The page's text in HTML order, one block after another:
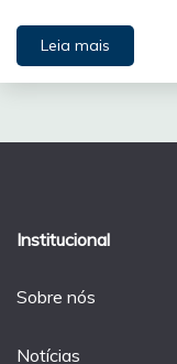
Leia mais
Institucional
Sobre nós
Notícias